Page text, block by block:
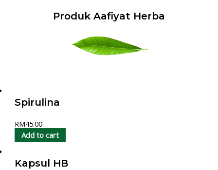
Produk Aafiyat Herba
Spirulina
RM45.00
Add to cart
Kapsul HB